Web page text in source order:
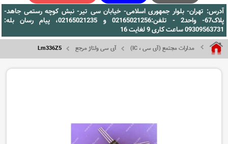
آدرس: تهران- بلوار جمهوری اسلامی- خیابان سی تیر- نبش کوچه رستمی جاهد-
پلاک67- واحد2 - تلفن:02165021256 و 02165021235، پیام رسان بله:
09309563731 ساعت کاری 9 لغایت 16
مدارات مجتمع (آی سی ، IC) آی سی ولتاژ مرجع Lm336Z5